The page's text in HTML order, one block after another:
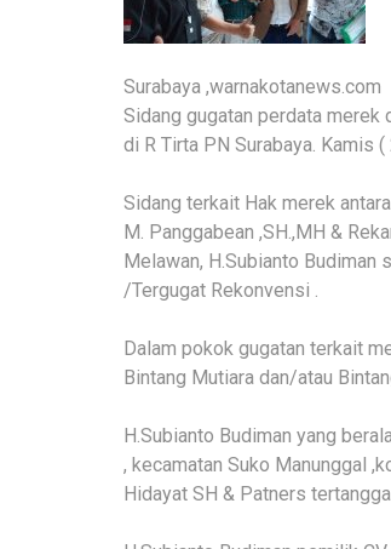
Surabaya ,warnakotanews.com
Sidang gugatan perdata
di R Tirta PN Surabaya. Kamis (
Sidang terkait Hak merek
M. Panggabean ,SH.,MH &
Melawan, H.Subianto Budiman
/Tergugat Rekonvensi .
Dalam pokok gugatan terkait
Bintang Mutiara dan/atau
H.Subianto Budiman yang
, kecamatan Suko Manunggal
Hidayat SH & Patners